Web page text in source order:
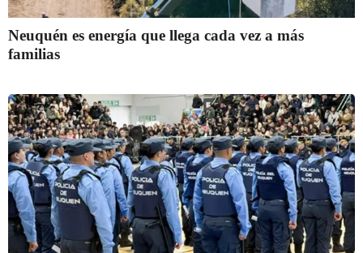
Neuquén es energía que llega cada vez a más
familias